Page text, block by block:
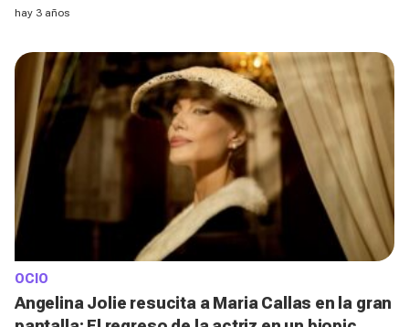
hay 3 años
OCIO
Angelina Jolie resucita a Maria Callas en la gran